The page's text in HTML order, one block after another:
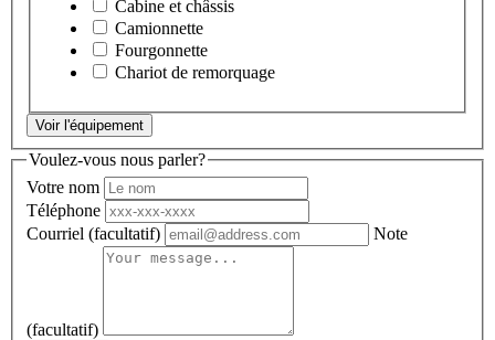
Cabine et châssis
Camionnette
Fourgonnette
Chariot de remorquage
Voir l'équipement
Voulez-vous nous parler?
Votre nom
Téléphone
Courriel (facultatif) Note
(facultatif)